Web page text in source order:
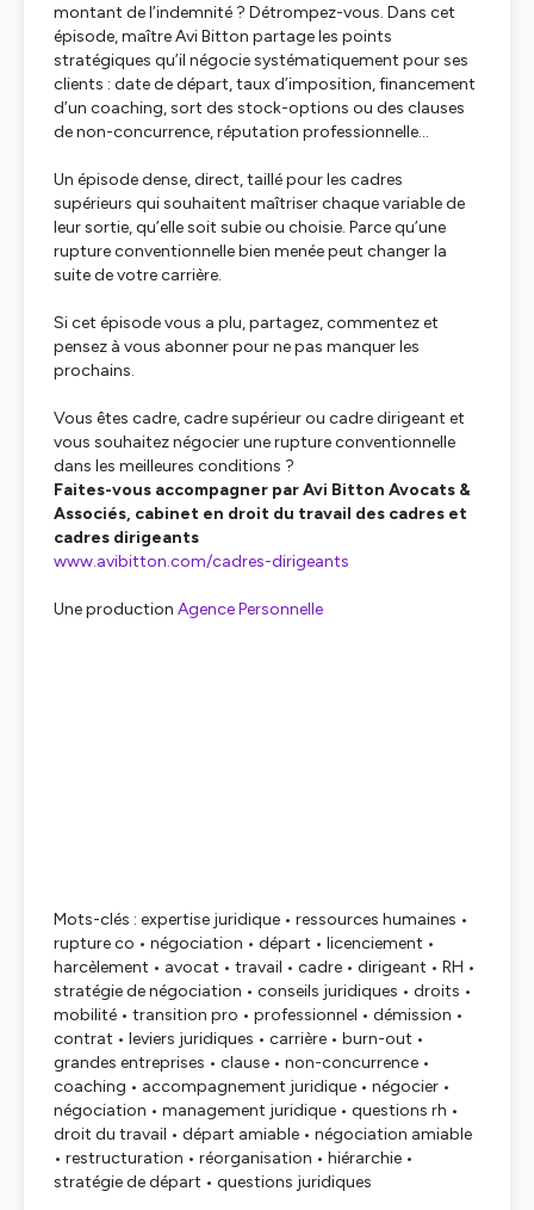
montant de l’indemnité ? Détrompez-vous. Dans cet
épisode, maître Avi Bitton partage les points
stratégiques qu’il négocie systématiquement pour ses
clients : date de départ, taux d’imposition, financement
d’un coaching, sort des stock-options ou des clauses
de non-concurrence, réputation professionnelle…
Un épisode dense, direct, taillé pour les cadres
supérieurs qui souhaitent maîtriser chaque variable de
leur sortie, qu’elle soit subie ou choisie. Parce qu’une
rupture conventionnelle bien menée peut changer la
suite de votre carrière.
Si cet épisode vous a plu, partagez, commentez et
pensez à vous abonner pour ne pas manquer les
prochains.
Vous êtes cadre, cadre supérieur ou cadre dirigeant et
vous souhaitez négocier une rupture conventionnelle
dans les meilleures conditions ?
Faites-vous accompagner par Avi Bitton Avocats &
Associés, cabinet en droit du travail des cadres et
cadres dirigeants
www.avibitton.com/cadres-dirigeants
Une production Agence Personnelle
Mots-clés : expertise juridique • ressources humaines •
rupture co • négociation • départ • licenciement •
harcèlement • avocat • travail • cadre • dirigeant • RH •
stratégie de négociation • conseils juridiques • droits •
mobilité • transition pro • professionnel • démission •
contrat • leviers juridiques • carrière • burn-out •
grandes entreprises • clause • non-concurrence •
coaching • accompagnement juridique • négocier •
négociation • management juridique • questions rh •
droit du travail • départ amiable • négociation amiable
• restructuration • réorganisation • hiérarchie •
stratégie de départ • questions juridiques